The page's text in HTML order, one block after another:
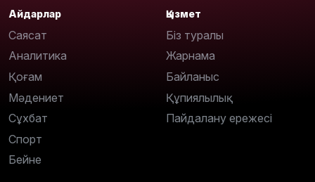
Айдарлар
Саясат
Аналитика
Қоғам
Мәдениет
Сұхбат
Спорт
Бейне
Қызмет
Біз туралы
Жарнама
Байланыс
Құпиялылық
Пайдалану ережесі